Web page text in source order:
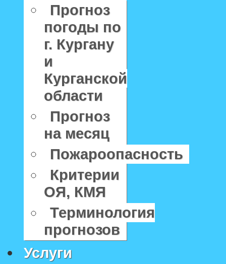
Прогноз
погоды по
г. Кургану
и
Курганской
области
Прогноз
на месяц
Пожароопасность
Критерии
ОЯ, КМЯ
Терминология
прогнозов
Услуги